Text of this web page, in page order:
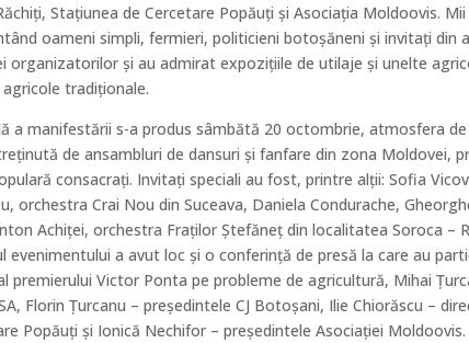
Staţiunea de Cercetare Popăuţi şi Asociaţia Moldoovis. Mii
oameni simpli, fermieri, politicieni botoşăneni şi invitaţi din
organizatorilor şi au admirat expoziţiile de utilaje şi unelte
tradiţionale.
a manifestării s-a produs sâmbătă 20 octombrie, atmosfera de
de ansambluri de dansuri şi fanfare din zona Moldovei,
consacraţi. Invitaţi speciali au fost, printre alţii: Sofia
orchestra Crai Nou din Suceava, Daniela Condurache,
Achiţei, orchestra Fraţilor Ştefăneţ din localitatea Soroca –
evenimentului a avut loc şi o conferinţă de presă la care au
premierului Victor Ponta pe probleme de agricultură, Mihai
Florin Țurcanu – preşedintele CJ Botoşani, Ilie Chiorăscu –
Popăuţi şi Ionică Nechifor – preşedintele Asociaţiei